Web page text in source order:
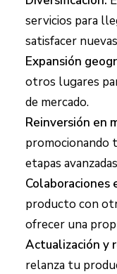
servicios para
satisfacer
Expansión
otros lugares
de mercado.
Reinversión en
promocionando
etapas
Colaboraciones
producto con
ofrecer una
Actualización y
relanza tu